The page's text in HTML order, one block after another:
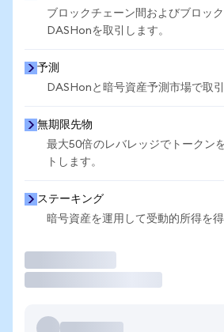
ブロックチェーン間およびブロッ
DASHonを取引します。
予測
DASHonと暗号資産予測市場で取引
無期限先物
最大50倍のレバレッジでトークン
トします。
ステーキング
暗号資産を運用して受動的所得を得